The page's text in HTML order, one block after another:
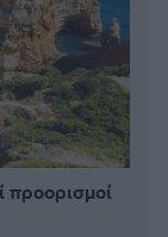
προορισμοί